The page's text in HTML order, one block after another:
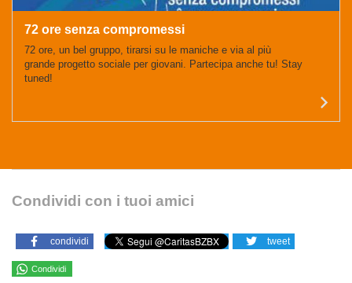
72 ore senza compromessi
72 ore, un bel gruppo, tirarsi su le maniche e via al più
grande progetto sociale per giovani. Partecipa anche tu! Stay
tuned!
Condividi con i tuoi amici
condividi tweet
Condividi